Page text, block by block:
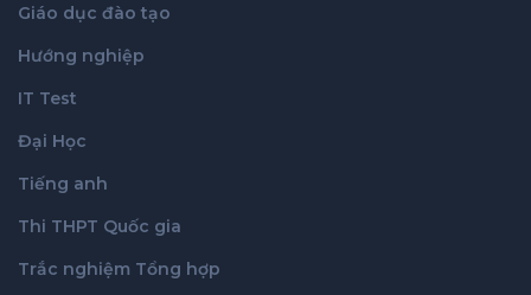
Giáo dục đào tạo
Hướng nghiệp
IT Test
Đại Học
Tiếng anh
Thi THPT Quốc gia
Trắc nghiệm Tổng hợp